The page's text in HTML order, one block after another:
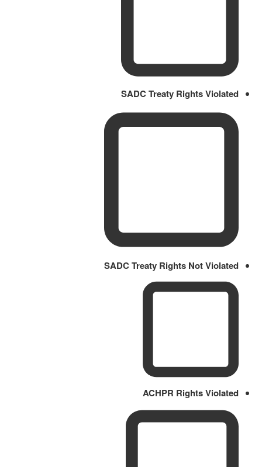
SADC Treaty Rights Violated
SADC Treaty Rights Not Violated
ACHPR Rights Violated